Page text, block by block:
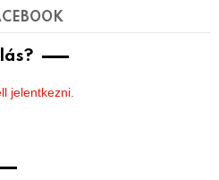
jelentkezni